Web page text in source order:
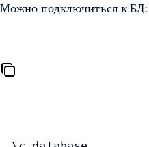
Можно подключиться к БД: